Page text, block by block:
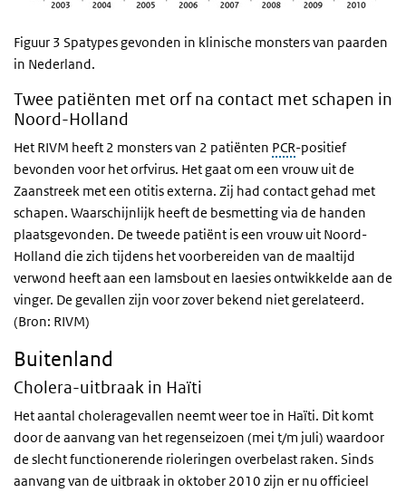
Figuur 3 Spatypes gevonden in klinische monsters van paarden
in Nederland.
Twee patiënten met orf na contact met schapen in
Noord-Holland
Het RIVM heeft 2 monsters van 2 patiënten PCR-positief
bevonden voor het orfvirus. Het gaat om een vrouw uit de
Zaanstreek met een otitis externa. Zij had contact gehad met
schapen. Waarschijnlijk heeft de besmetting via de handen
plaatsgevonden. De tweede patiënt is een vrouw uit Noord-
Holland die zich tijdens het voorbereiden van de maaltijd
verwond heeft aan een lamsbout en laesies ontwikkelde aan de
vinger. De gevallen zijn voor zover bekend niet gerelateerd.
(Bron: RIVM)
Buitenland
Cholera-uitbraak in Haïti
Het aantal choleragevallen neemt weer toe in Haïti. Dit komt
door de aanvang van het regenseizoen (mei t/m juli) waardoor
de slecht functionerende rioleringen overbelast raken. Sinds
aanvang van de uitbraak in oktober 2010 zijn er nu officieel